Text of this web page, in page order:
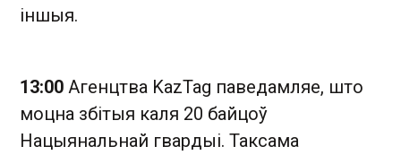
іншыя.
13:00 Агенцтва KazTag паведамляе, што
моцна збітыя каля 20 байцоў
Нацыянальнай гвардыі. Таксама